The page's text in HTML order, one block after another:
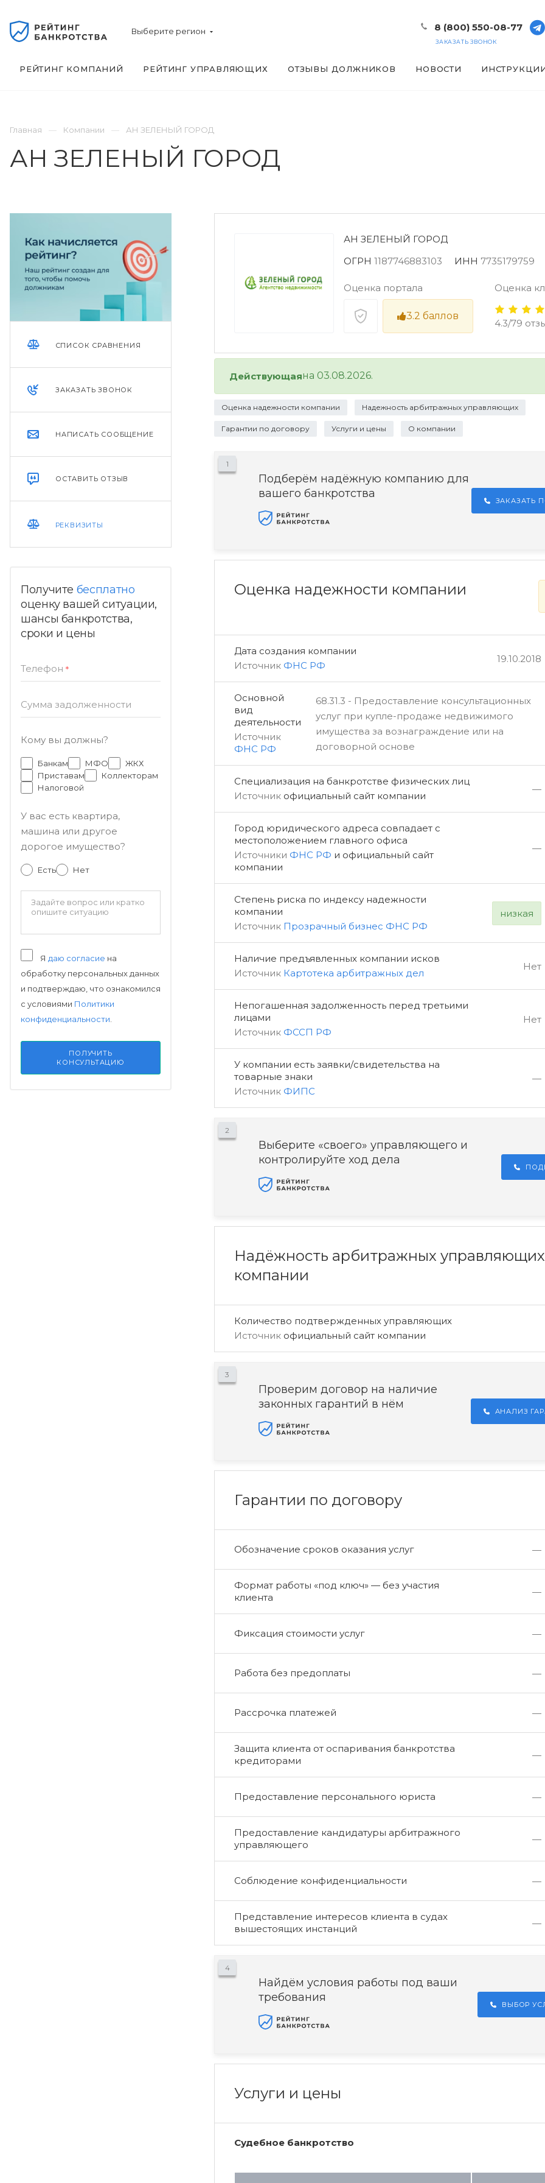
Выберите регион 8 (800) 550-08-77
ЗАКАЗАТЬ ЗВОНОК
РЕЙТИНГ КОМПАНИЙ РЕЙТИНГ УПРАВЛЯЮЩИХ ОТЗЫВЫ ДОЛЖНИКОВ НОВОСТИ
Главная Компании АН ЗЕЛЕНЫЙ ГОРОД
АН ЗЕЛЕНЫЙ ГОРОД
СПИСОК СРАВНЕНИЯ
ЗАКАЗАТЬ ЗВОНОК
НАПИСАТЬ СООБЩЕНИЕ
ОСТАВИТЬ ОТЗЫВ
РЕКВИЗИТЫ
Получите бесплатно
оценку вашей ситуации,
шансы банкротства,
сроки и цены
Телефон *
Сумма задолженности
Кому вы должны?
Банкам МФО
ЖКХ
Приставам
Коллекторам
Налоговой
У вас есть квартира,
машина или другое
дорогое имущество?
Есть Нет
Я даю согласие на
обработку персональных данных
и подтверждаю, что ознакомился
с условиями Политики
конфиденциальности.
ПОЛУЧИТЬ
КОНСУЛЬТАЦИЮ
АН ЗЕЛЕНЫЙ ГОРОД
ОГРН 1187746883103 ИНН 7735179759
Оценка портала
3.2 баллов
Оценка
4.3/79
Действующаяна 03.08.2026.
Оценка надежности компании Надежность арбитражных управляющих
Гарантии по договору Услуги и цены О компании
1
Подберём надёжную компанию для
вашего банкротства
ЗАКАЗАТЬ
Оценка надежности компании
Дата создания компании
Источник ФНС РФ
19.10.2018
Основной
вид
деятельности
Источник
ФНС РФ
68.31.3 - Предоставление консультационных
услуг при купле-продаже недвижимого
имущества за вознаграждение или на
договорной основе
Специализация на банкротстве физических лиц
Источник официальный сайт компании
—
Город юридического адреса совпадает с
местоположением главного офиса
Источники ФНС РФ и официальный сайт
компании
—
Степень риска по индексу надежности
компании
Источник Прозрачный бизнес ФНС РФ
низкая
Наличие предъявленных компании исков
Источник Картотека арбитражных дел
Нет
Непогашенная задолженность перед третьими
лицами
Источник ФССП РФ
Нет
У компании есть заявки/свидетельства на
товарные знаки
Источник ФИПС
—
2
Выберите «своего» управляющего и
контролируйте ход дела
Надёжность арбитражных управляющих
компании
Количество подтвержденных управляющих
Источник официальный сайт компании
3
Проверим договор на наличие
законных гарантий в нём
АНАЛИЗ
Гарантии по договору
Обозначение сроков оказания услуг —
Формат работы «под ключ» — без участия
клиента
—
Фиксация стоимости услуг —
Работа без предоплаты —
Рассрочка платежей —
Защита клиента от оспаривания банкротства
кредиторами
—
Предоставление персонального юриста —
Предоставление кандидатуры арбитражного
управляющего
—
Соблюдение конфиденциальности —
Представление интересов клиента в судах
вышестоящих инстанций
—
4
Найдём условия работы под ваши
требования
ВЫБОР
Услуги и цены
Судебное банкротство